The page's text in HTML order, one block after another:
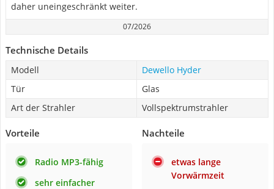
daher uneingeschränkt weiter.
07/2026
Technische Details
Modell
Dewello Hyder
Tür
Glas
Art der Strahler
Vollspektrumstrahler
Vorteile
Radio MP3-fähig
sehr einfacher
Nachteile
etwas lange
Vorwärmzeit